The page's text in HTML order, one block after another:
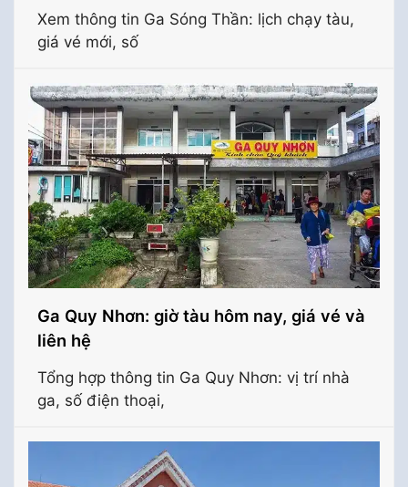
Xem thông tin Ga Sóng Thần: lịch chạy tàu,
giá vé mới, số
Ga Quy Nhơn: giờ tàu hôm nay, giá vé và
liên hệ
Tổng hợp thông tin Ga Quy Nhơn: vị trí nhà
ga, số điện thoại,